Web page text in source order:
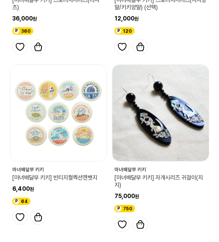
츠)
36,000
360
말/키키양말) (선택)
12,000
120
마녀배달부 키키
[마녀배달부 키키] 빈티지컬렉션캔뱃지
6,400
64
마녀배달부 키키
[마녀배달부 키키] 자개시리즈 귀걸이(지
지)
75,000
750